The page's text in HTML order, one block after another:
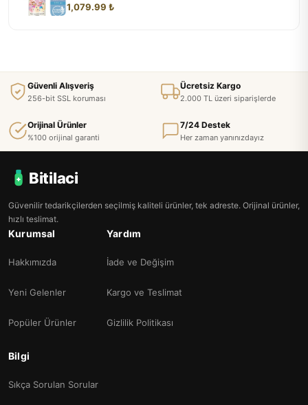
1,079.99 ₺
Güvenli Alışveriş
256-bit SSL koruması
Ücretsiz Kargo
2.000 TL üzeri siparişlerde
Orijinal Ürünler
%100 orijinal garanti
7/24 Destek
Her zaman yanınızdayız
Bitilaci
Güvenilir tedarikçilerden seçilmiş kaliteli ürünler, tek adreste. Orijinal ürünler,
hızlı teslimat.
Kurumsal
Hakkımızda
Yeni Gelenler
Popüler Ürünler
Yardım
İade ve Değişim
Kargo ve Teslimat
Gizlilik Politikası
Bilgi
Sıkça Sorulan Sorular